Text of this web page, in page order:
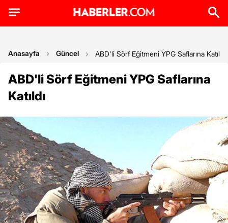
Anasayfa Güncel ABD'li Sörf Eğitmeni YPG Saflarına Katıldı
ABD'li Sörf Eğitmeni YPG Saflarına
Katıldı